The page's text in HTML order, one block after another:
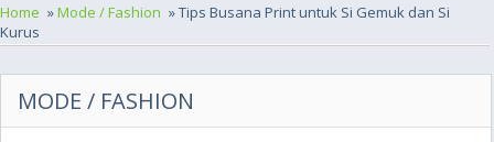
Home »Mode / Fashion » Tips Busana Print untuk Si Gemuk dan Si
Kurus
MODE / FASHION